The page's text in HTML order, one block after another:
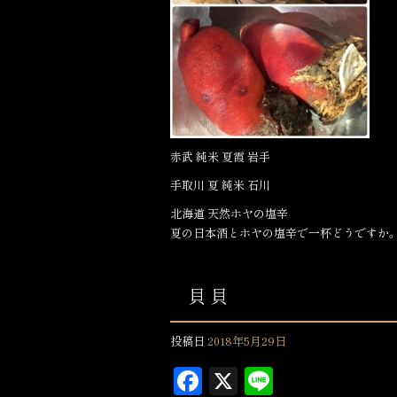
o
k
赤武 純米 夏霞 岩手
手取川 夏 純米 石川
北海道 天然ホヤの塩辛
夏の日本酒とホヤの塩辛で一杯どうですか
貝 貝
投稿日 2018年5月29日
F X